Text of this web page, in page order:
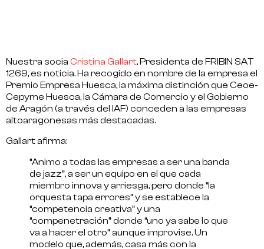
Nuestra socia Cristina Gallart, Presidenta de FRIBIN SAT
1269, es noticia. Ha recogido en nombre de la empresa el
Premio Empresa Huesca, la máxima distinción que Ceoe-
Cepyme Huesca, la Cámara de Comercio y el Gobierno
de Aragón (a través del IAF) conceden a las empresas
altoaragonesas más destacadas.
Gallart afirma:
“Animo a todas las empresas a ser una banda
de jazz”, a ser un equipo en el que cada
miembro innova y arriesga, pero donde “la
orquesta tapa errores” y se establece la
“competencia creativa” y una
“compenetración” donde “uno ya sabe lo que
va a hacer el otro” aunque improvise. Un
modelo que, además, casa más con la